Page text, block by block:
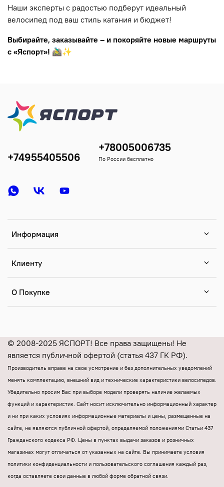
Наши эксперты с радостью подберут идеальный
велосипед под ваш стиль катания и бюджет!
Выбирайте, заказывайте – и покоряйте новые маршруты
с «Яспорт»! 🚵‍♂️✨
Информация
Клиенту
О Покупке
+74955405506
+78005006735
По России бесплатно
© 2008-2025 ЯСПОРТ! Все права защищены! Не
является публичной офертой (статья 437 ГК РФ).
Производитель вправе на свое усмотрение и без дополнительных уведомлений
менять комплектацию, внешний вид и технические характеристики велосипедов.
Убедительно просим Вас при выборе модели проверять наличие желаемых
функций и характеристик. Cайт носит исключительно информационный характер
и ни при каких условиях информационные материалы и цены, размещенные на
сайте, не являются публичной офертой, определяемой положениями Статьи 437
Гражданского кодекса РФ. Цены в пунктах выдачи заказов и розничных
магазинах могут отличаться от указанных на сайте. Вы принимаете условия
политики конфиденциальности и пользовательского соглашения каждый раз,
когда оставляете свои данные в любой форме обратной связи.